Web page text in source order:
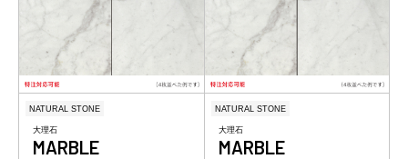
NATURAL STONE
大理石
MARBLE
NATURAL STONE
大理石
MARBLE